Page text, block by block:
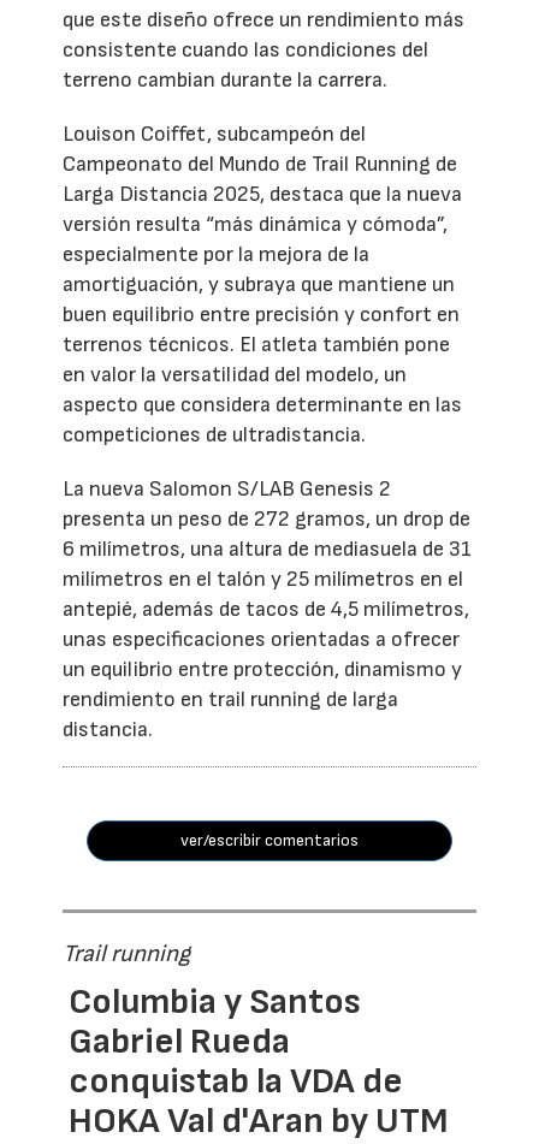
que este diseño ofrece un rendimiento más
consistente cuando las condiciones del
terreno cambian durante la carrera.
Louison Coiffet, subcampeón del
Campeonato del Mundo de Trail Running de
Larga Distancia 2025, destaca que la nueva
versión resulta “más dinámica y cómoda”,
especialmente por la mejora de la
amortiguación, y subraya que mantiene un
buen equilibrio entre precisión y confort en
terrenos técnicos. El atleta también pone
en valor la versatilidad del modelo, un
aspecto que considera determinante en las
competiciones de ultradistancia.
La nueva Salomon S/LAB Genesis 2
presenta un peso de 272 gramos, un drop de
6 milímetros, una altura de mediasuela de 31
milímetros en el talón y 25 milímetros en el
antepié, además de tacos de 4,5 milímetros,
unas especificaciones orientadas a ofrecer
un equilibrio entre protección, dinamismo y
rendimiento en trail running de larga
distancia.
ver/escribir comentarios
Trail running
Columbia y Santos
Gabriel Rueda
conquistab la VDA de
HOKA Val d'Aran by UTM